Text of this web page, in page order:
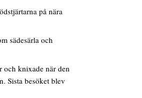
på nära
sädesärla och
och knixade när den
Sista besöket blev